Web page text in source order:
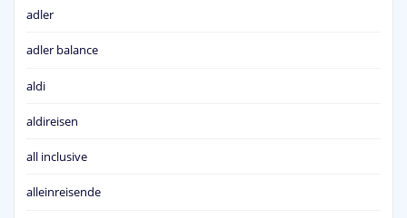
adler
adler balance
aldi
aldireisen
all inclusive
alleinreisende